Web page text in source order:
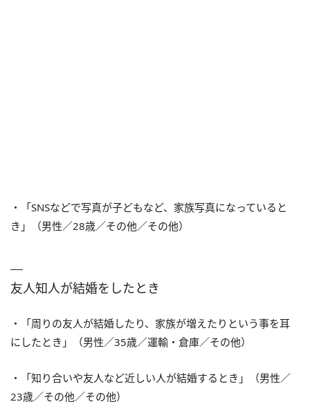
・「SNSなどで写真が子どもなど、家族写真になっていると
き」（男性／28歳／その他／その他）
友人知人が結婚をしたとき
・「周りの友人が結婚したり、家族が増えたりという事を耳
にしたとき」（男性／35歳／運輸・倉庫／その他）
・「知り合いや友人など近しい人が結婚するとき」（男性／
23歳／その他／その他）